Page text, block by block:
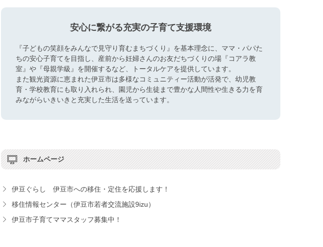
安心に繋がる充実の子育て支援環境
『子どもの笑顔をみんなで見守り育むまちづくり』を基本理念に、ママ・パパた
ちの安心子育てを目指し、産前から妊婦さんのお友だちづくりの場『コアラ教
室』や『母親学級』を開催するなど、トータルケアを提供しています。
また観光資源に恵まれた伊豆市は多様なコミュニティー活動が活発で、幼児教
育・学校教育にも取り入れられ、園児から生徒まで豊かな人間性や生きる力を育
みながらいきいきと充実した生活を送っています。
ホームページ
伊豆ぐらし 伊豆市への移住・定住を応援します！
移住情報センター（伊豆市若者交流施設9izu）
伊豆市子育てママスタッフ募集中！